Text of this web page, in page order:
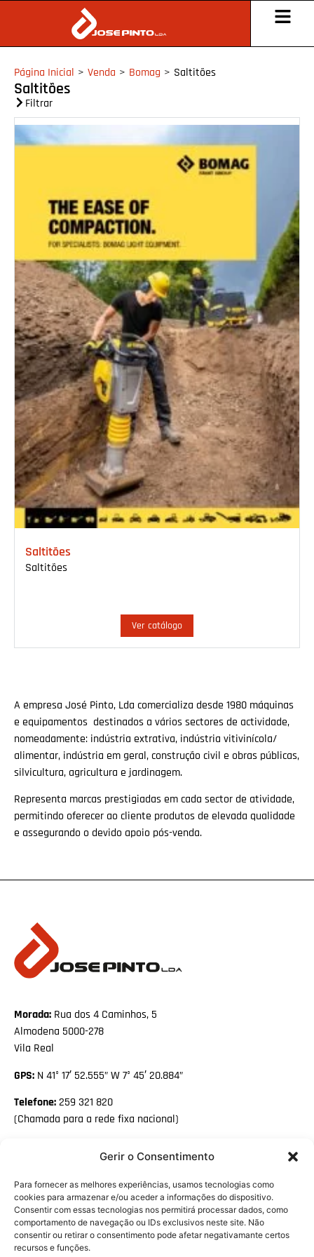
Gerir o Consentimento
Para fornecer as melhores experiências, usamos tecnologias como
cookies para armazenar e/ou aceder a informações do dispositivo.
Consentir com essas tecnologias nos permitirá processar dados, como
comportamento de navegação ou IDs exclusivos neste site. Não
consentir ou retirar o consentimento pode afetar negativamante certos
recursos e funções.
Página Inicial > Venda > Bomag > Saltitões
Saltitões
Filtrar
Saltitões
Saltitões
Ver catálogo
A empresa José Pinto, Lda comercializa desde 1980 máquinas
e equipamentos destinados a vários sectores de actividade,
nomeadamente: indústria extrativa, indústria vitivinícola/
alimentar, indústria em geral, construção civil e obras públicas,
silvicultura, agricultura e jardinagem.
Representa marcas prestigiadas em cada sector de atividade,
permitindo oferecer ao cliente produtos de elevada qualidade
e assegurando o devido apoio pós-venda.
Morada: Rua dos 4 Caminhos, 5
Almodena 5000-278
Vila Real
GPS: N 41° 17′ 52.555” W 7° 45′ 20.884”
Telefone:259 321 820
(Chamada para a rede fixa nacional)
Linkedin
PME LÍDER HÁ
10 ANOS